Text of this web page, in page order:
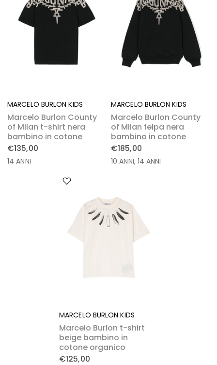
MARCELO BURLON KIDS
Marcelo Burlon County
of Milan t-shirt nera
bambino in cotone
€135,00
14 ANNI
MARCELO BURLON KIDS
Marcelo Burlon County
of Milan felpa nera
bambino in cotone
€185,00
10 ANNI 14 ANNI
MARCELO BURLON KIDS
Marcelo Burlon t-shirt
beige bambino in
cotone organico
€125,00